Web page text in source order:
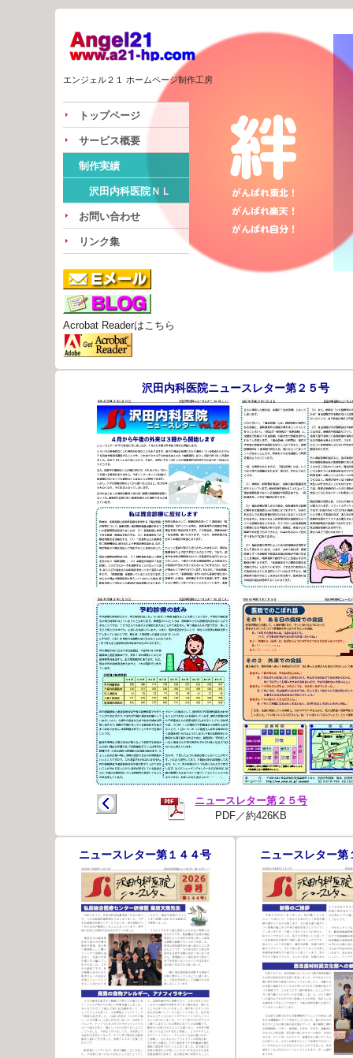
エンジェル２１ ホームページ制作工房
トップページ
サービス概要
制作実績
沢田内科医院ＮＬ
お問い合わせ
リンク集
Acrobat Readerはこちら
沢田内科医院ニュースレター第２５号
ニュースレター第２５号
PDF／約426KB
ニュースレター第１４４号 ニュースレター第